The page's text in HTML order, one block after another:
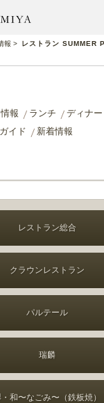
報 >
レストラン SUMMER
報 ランチ ディナー
イド
新着情報
レストラン総合
クラウンレストラン
パルテール
瑞麟
和〜なごみ〜（鉄板焼）